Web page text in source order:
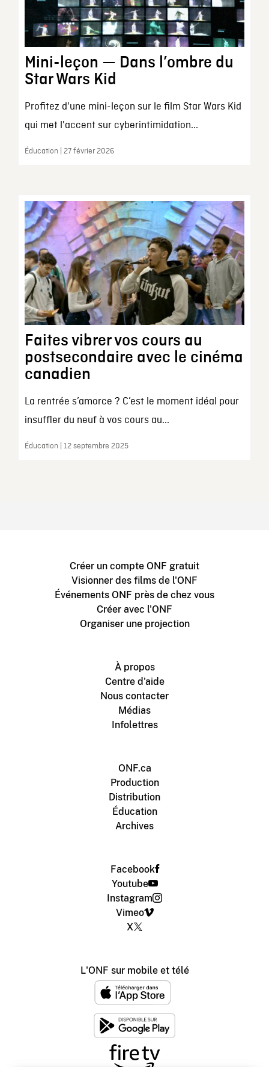
Mini-leçon — Dans l’ombre du
Star Wars Kid
Profitez d'une mini-leçon sur le film Star Wars Kid
qui met l'accent sur cyberintimidation...
Éducation | 27 février 2026
Faites vibrer vos cours au
postsecondaire avec le cinéma
canadien
La rentrée s’amorce ? C’est le moment idéal pour
insuffler du neuf à vos cours au...
Éducation | 12 septembre 2025
Créer un compte ONF gratuit
Visionner des films de l'ONF
Événements ONF près de chez vous
Créer avec l'ONF
Organiser une projection
À propos
Centre d'aide
Nous contacter
Médias
Infolettres
ONF.ca
Production
Distribution
Éducation
Archives
Facebook
Youtube
Instagram
Vimeo
X
L'ONF sur mobile et télé